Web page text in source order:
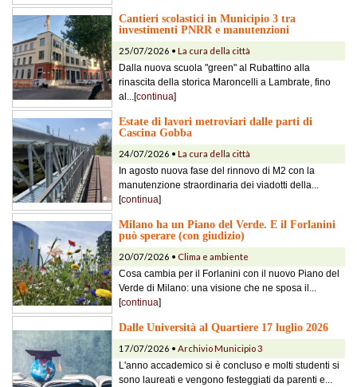
Cantieri scolastici in Municipio 3 tra
investimenti PNRR e manutenzioni
25/07/2026 • La cura della città
Dalla nuova scuola "green" al Rubattino alla
rinascita della storica Maroncelli a Lambrate, fino
al...[continua]
Estate di lavori metroviari dalle parti di
Cascina Gobba
24/07/2026 • La cura della città
In agosto nuova fase del rinnovo di M2 con la
manutenzione straordinaria dei viadotti della...
[continua]
Milano ha un Piano del Verde. E il Forlanini
può sperare (con giudizio)
20/07/2026 • Clima e ambiente
Cosa cambia per il Forlanini con il nuovo Piano del
Verde di Milano: una visione che ne sposa il...
[continua]
Dalle Università al Quartiere 17 luglio 2026
17/07/2026 • Archivio Municipio 3
L'anno accademico si è concluso e molti studenti si
sono laureati e vengono festeggiati da parenti e...